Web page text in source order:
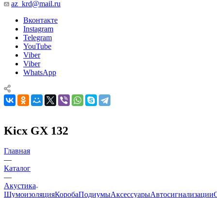
az_krd@mail.ru
Вконтакте
Instagram
Telegram
YouTube
Viber
Viber
WhatsApp
Kicx GX 132
Главная
—
Каталог
—
Акустика
ШумоизоляцияКоробаПодиумыАксессуарыАвтосигнализации